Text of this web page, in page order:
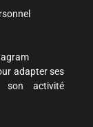
adapter ses
son activité